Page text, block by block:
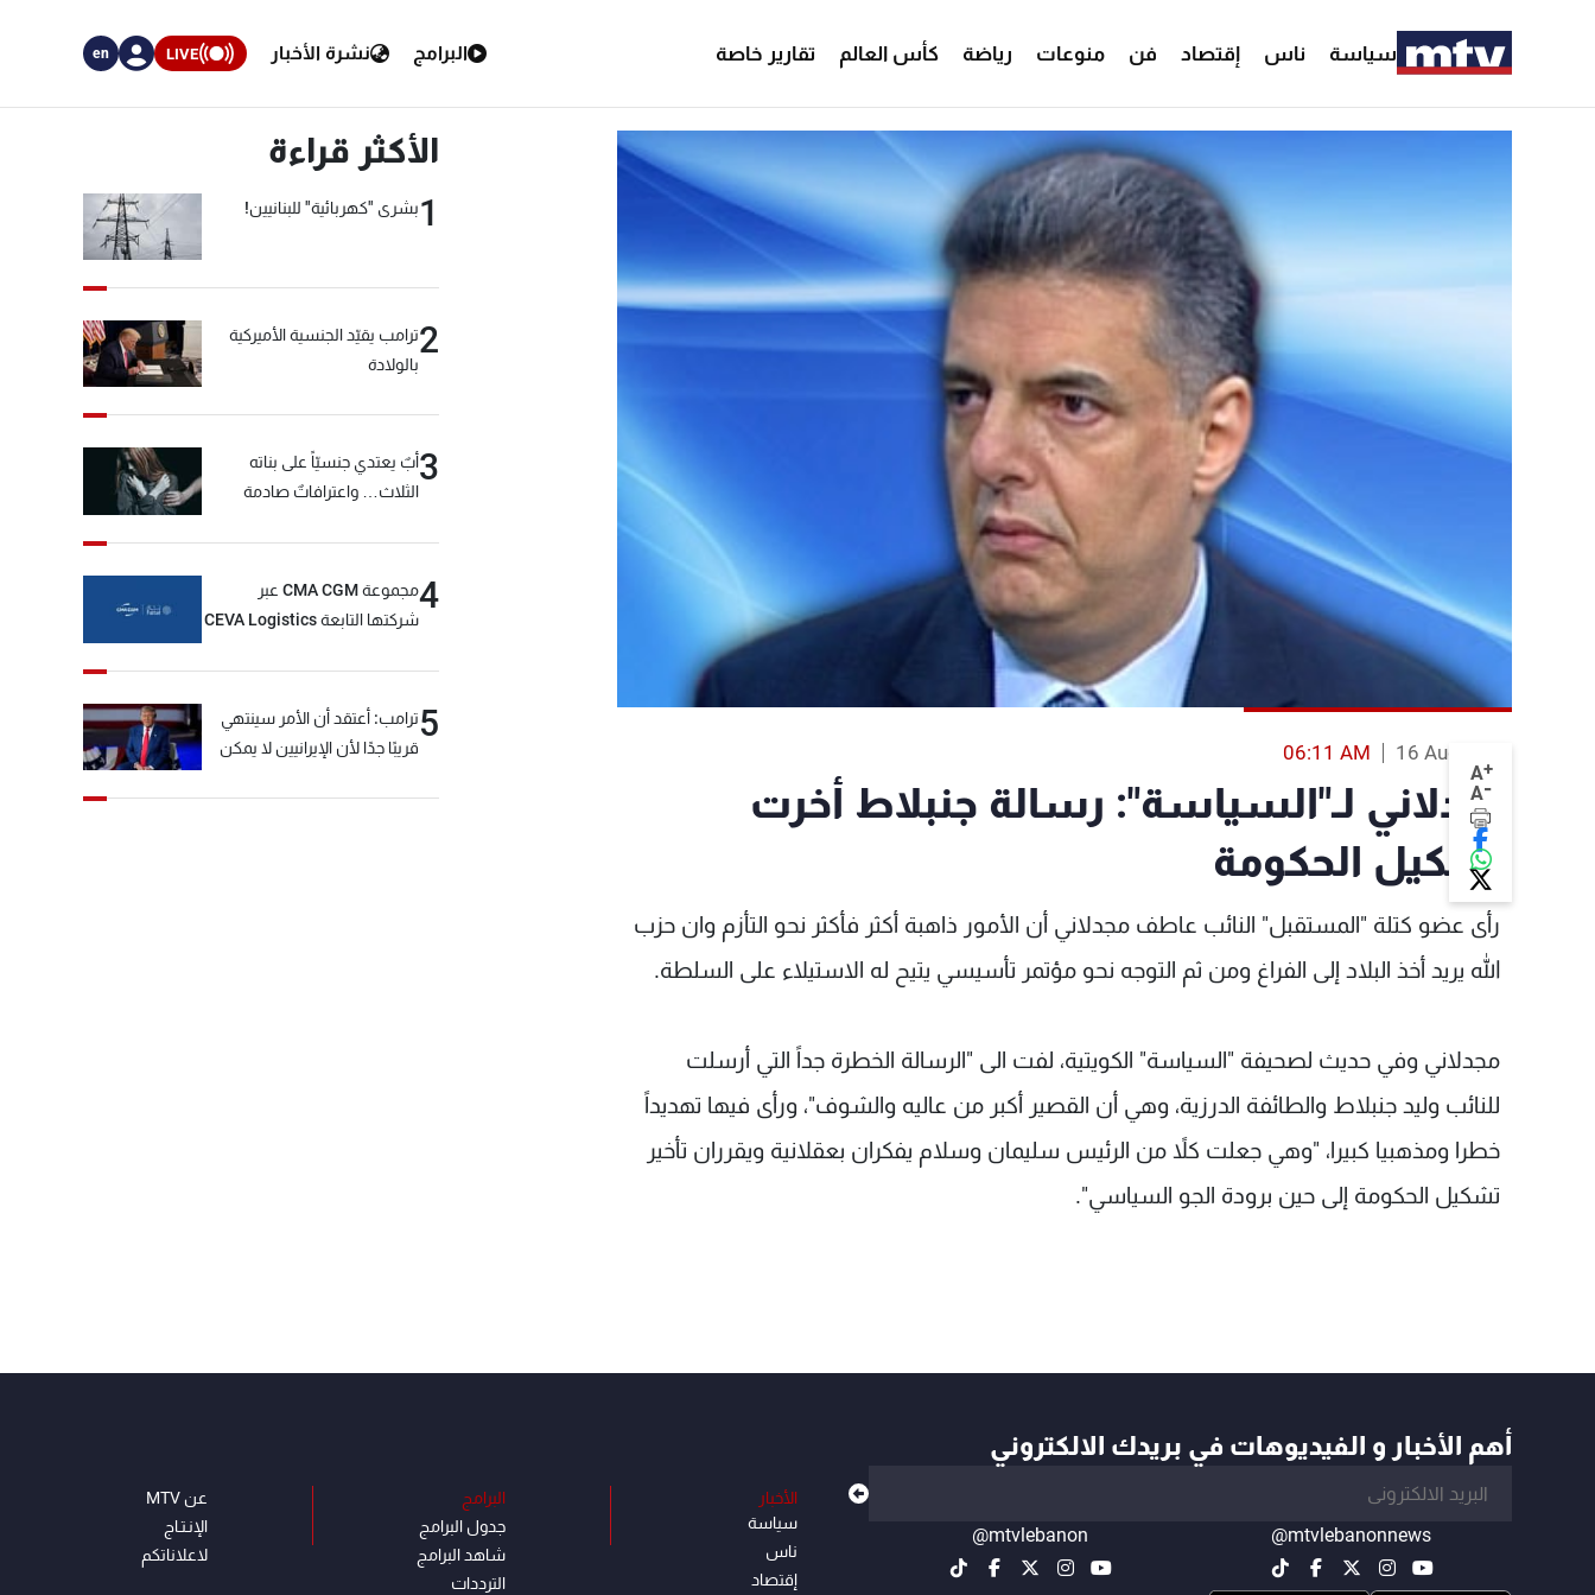
سياسة ناس إقتصاد فن منوعات رياضة كأس العالم تقارير خاصة البرامج نشرة الأخبار LIVE
en
A+
A-
16 Aug 2013
06:11 AM
مجدلاني لـ"السياسة": رسالة جنبلاط أخرت
تشكيل الحكومة
رأى عضو كتلة "المستقبل" النائب عاطف مجدلاني أن الأمور ذاهبة أكثر فأكثر نحو التأزم وان حزب
الله يريد أخذ البلاد إلى الفراغ ومن ثم التوجه نحو مؤتمر تأسيسي يتيح له الاستيلاء على السلطة.
مجدلاني وفي حديث لصحيفة "السياسة" الكويتية، لفت الى "الرسالة الخطرة جداً التي أرسلت
للنائب وليد جنبلاط والطائفة الدرزية، وهي أن القصير أكبر من عاليه والشوف"، ورأى فيها تهديداً
خطرا ومذهبيا كبيرا، "وهي جعلت كلاً من الرئيس سليمان وسلام يفكران بعقلانية ويقرران تأخير
تشكيل الحكومة إلى حين برودة الجو السياسي".
الأكثر قراءة
1بشرى "كهربائية" للبنانيين!
2ترامب يقيّد الجنسية الأميركية
بالولادة
3أبٌ يعتدي جنسيّاً على بناته
الثلاث… واعترافاتٌ صادمة
4
مجموعة CMA CGM عبر
شركتها التابعة CEVA Logistics
5ترامب: أعتقد أن الأمر سينتهي
قريبًا جدًا لأن الإيرانيين لا يمكن
أهم الأخبار و الفيديوهات في بريدك الالكتروني
@mtvlebanonnews
@mtvlebanon
الأخبار
سياسة
ناس
إقتصاد
البرامج
جدول البرامج
شاهد البرامج
الترددات
عن MTV
الإنـتـاج
لاعلاناتكم